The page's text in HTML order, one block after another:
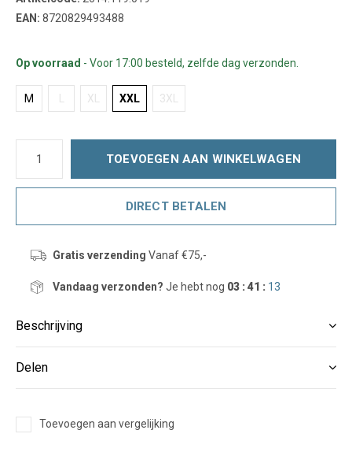
EAN: 8720829493488
Op voorraad - Voor 17:00 besteld, zelfde dag verzonden.
M XL XXL 3XL
TOEVOEGEN AAN WINKELWAGEN
DIRECT BETALEN
Gratis verzending Vanaf €75,-
Vandaag verzonden? Je hebt nog 03 : 41 : 13
Beschrijving
Delen
Toevoegen aan vergelijking